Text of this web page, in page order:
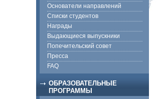
Основатели направлений
Списки студентов
Награды
Выдающиеся выпускники
Попечительский совет
Пресса
FAQ
ОБРАЗОВАТЕЛЬНЫЕ
ПРОГРАММЫ